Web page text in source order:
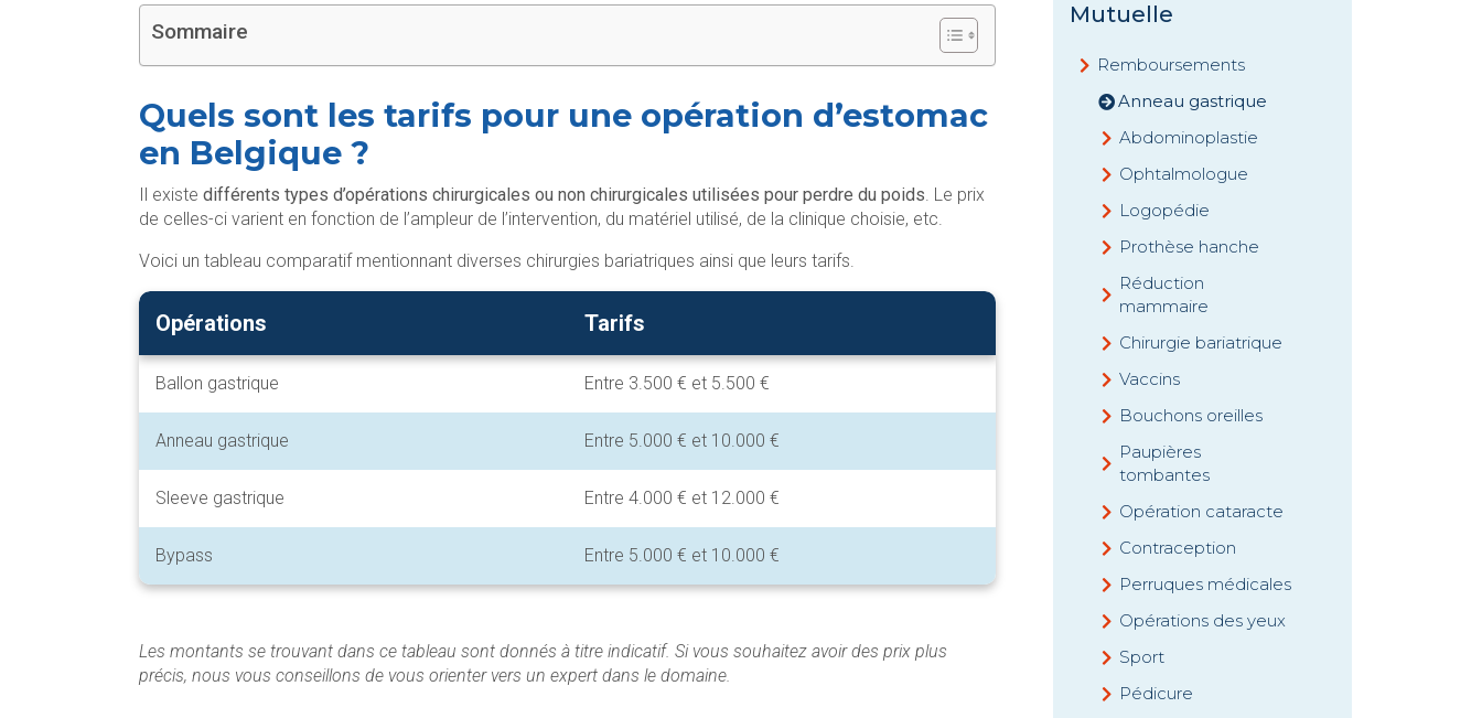
Sommaire
Quels sont les tarifs pour une opération d’estomac
en Belgique ?
Il existe différents types d’opérations chirurgicales ou non chirurgicales utilisées pour perdre du poids. Le prix
de celles-ci varient en fonction de l’ampleur de l’intervention, du matériel utilisé, de la clinique choisie, etc.
Voici un tableau comparatif mentionnant diverses chirurgies bariatriques ainsi que leurs tarifs.
Opérations Tarifs
Ballon gastrique Entre 3.500 € et 5.500 €
Anneau gastrique Entre 5.000 € et 10.000 €
Sleeve gastrique Entre 4.000 € et 12.000 €
Bypass Entre 5.000 € et 10.000 €
Les montants se trouvant dans ce tableau sont donnés à titre indicatif. Si vous souhaitez avoir des prix plus
précis, nous vous conseillons de vous orienter vers un expert dans le domaine.
Mutuelle
Remboursements
Anneau gastrique
Abdominoplastie
Ophtalmologue
Logopédie
Prothèse hanche
Réduction
mammaire
Chirurgie bariatrique
Vaccins
Bouchons oreilles
Paupières
tombantes
Opération cataracte
Contraception
Perruques médicales
Opérations des yeux
Sport
Pédicure